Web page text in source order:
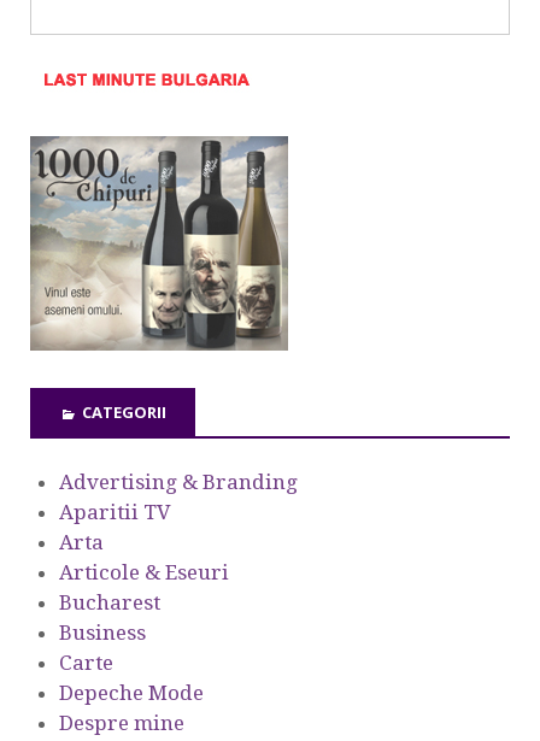
CATEGORII
Advertising & Branding
Aparitii TV
Arta
Articole & Eseuri
Bucharest
Business
Carte
Depeche Mode
Despre mine